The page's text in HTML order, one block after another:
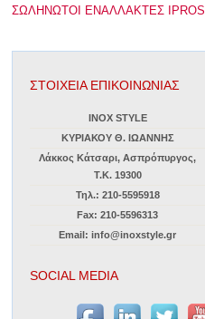
ΣΩΛΗΝΩΤΟΙ ΕΝΑΛΛΑΚΤΕΣ IPROS
ΣΤΟΙΧΕΙΑ ΕΠΙΚΟΙΝΩΝΙΑΣ
INOX STYLE
ΚΥΡΙΑΚΟΥ Θ. ΙΩΑΝΝΗΣ
Λάκκος Κάτσαρι, Ασπρόπυργος,
Τ.Κ. 19300
Τηλ.: 210-5595918
Fax: 210-5596313
Email: info@inoxstyle.gr
SOCIAL MEDIA